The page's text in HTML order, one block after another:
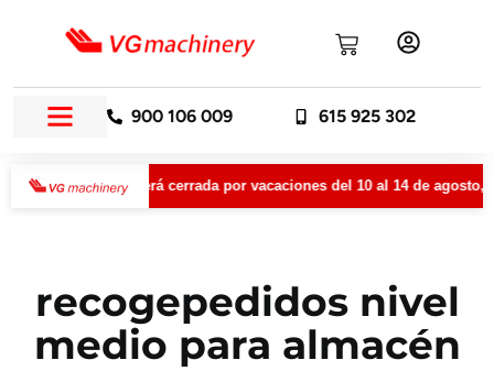
900 106 009 615 925 302
permanecerá cerrada por vacaciones del 10 al 14 de agosto,
recogepedidos nivel
medio para almacén